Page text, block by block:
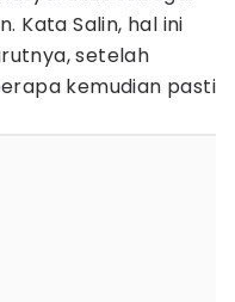
Kata Salin, hal ini
setelah
kemudian pasti